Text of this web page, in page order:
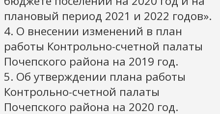
плановый период 2021 и 2022 годов».
4. О внесении изменений в план
работы Контрольно-счетной палаты
Почепского района на 2019 год.
5. Об утверждении плана работы
Контрольно-счетной палаты
Почепского района на 2020 год.